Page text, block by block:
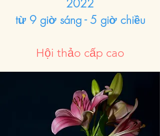
2022
từ 9 giờ sáng - 5 giờ chiều
Hội thảo cấp cao